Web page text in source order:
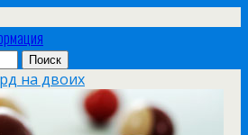
на двоих